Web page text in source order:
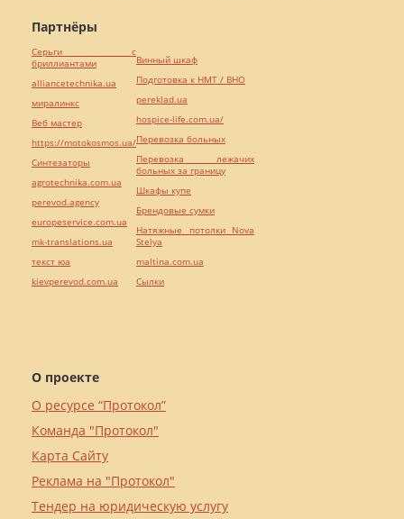
О проекте
О ресурсе “Протокол”
Команда "Протокол"
Карта Сайту
Реклама на "Протокол"
Тендер на юридическую услугу
Партнёры
Серьги с
бриллиантами
alliancetechnika.ua
миралинкс
Веб мастер
https://motokosmos.ua/
Синтезаторы
agrotechnika.com.ua
perevod.agency
europeservice.com.ua
mk-translations.ua
текст юа
kievperevod.com.ua
Винный шкаф
Подготовка к НМТ / ВНО
pereklad.ua
hospice-life.com.ua/
Перевозка больных
Перевозка лежачих
больных за границу
Шкафы купе
Брендовые сумки
Натяжные потолки Nova
Stelya
maltina.com.ua
Cылки